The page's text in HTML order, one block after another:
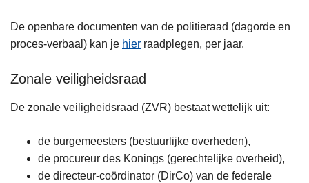
De openbare documenten van de politieraad (dagorde en
proces-verbaal) kan je hier raadplegen, per jaar.
Zonale veiligheidsraad
De zonale veiligheidsraad (ZVR) bestaat wettelijk uit:
de burgemeesters (bestuurlijke overheden),
de procureur des Konings (gerechtelijke overheid),
de directeur-coördinator (DirCo) van de federale